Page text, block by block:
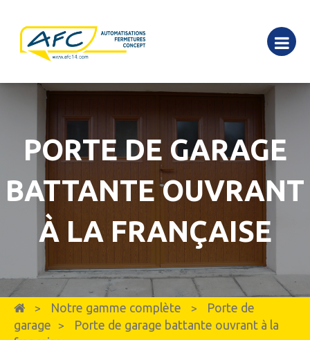
PORTE DE GARAGE
BATTANTE OUVRANT
À LA FRANÇAISE
> Notre gamme complète >
Porte de
garage
>
Porte de garage battante ouvrant à la